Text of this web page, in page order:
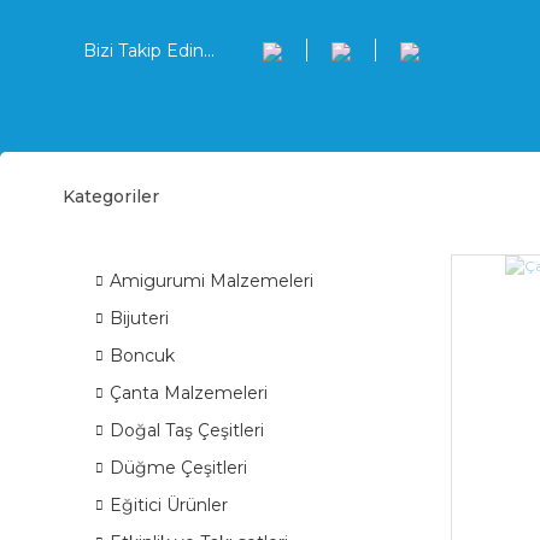
Bizi Takip Edin...
Kategoriler
ÜRÜN GRUPLARI
Amigurumi Malzemeleri
Bijuteri
Boncuk
Çanta Malzemeleri
Doğal Taş Çeşitleri
Düğme Çeşitleri
Eğitici Ürünler